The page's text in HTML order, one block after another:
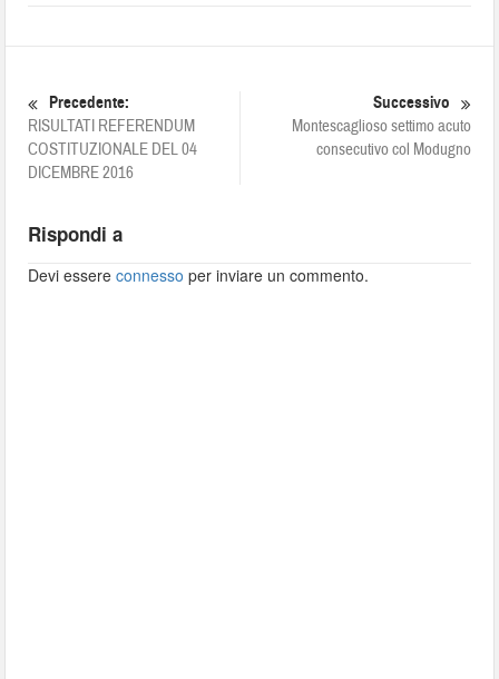
Precedente:
RISULTATI REFERENDUM
COSTITUZIONALE DEL 04
DICEMBRE 2016
Successivo
Montescaglioso settimo acuto
consecutivo col Modugno
Rispondi a
Devi essereconnesso per inviare un commento.